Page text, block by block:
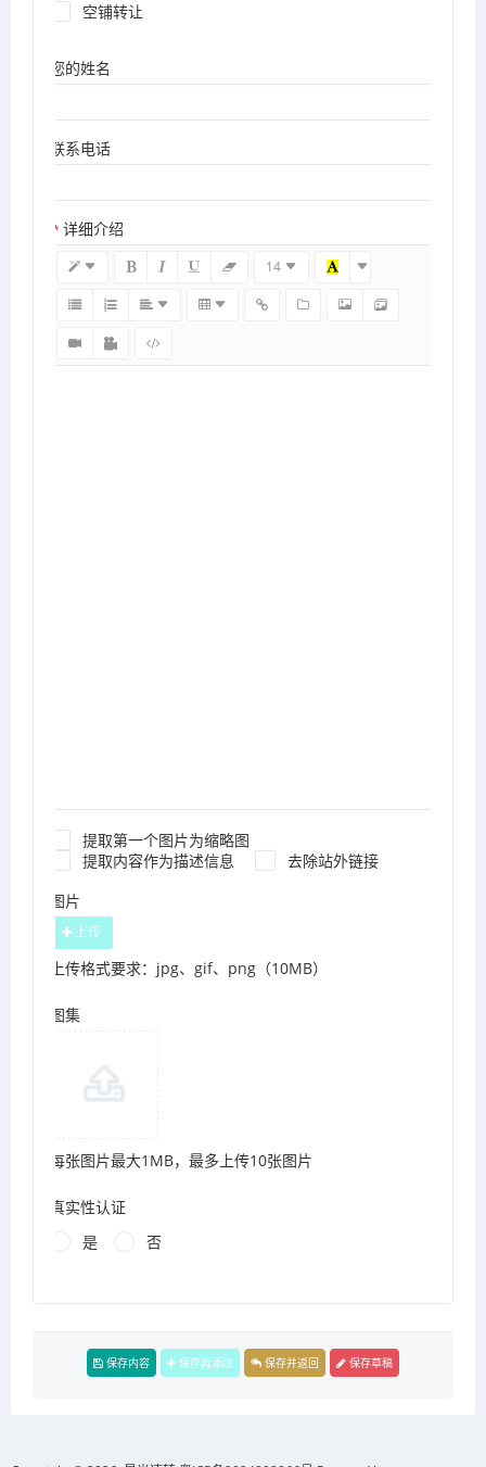
空铺转让
您的姓名
联系电话
* 详细介绍
14
提取第一个图片为缩略图
提取内容作为描述信息
去除站外链接
图片
上传
上传格式要求：jpg、gif、png（10MB）
图集
每张图片最大1MB，最多上传10张图片
真实性认证
是
否
保存内容 保存再添加 保存并返回 保存草稿